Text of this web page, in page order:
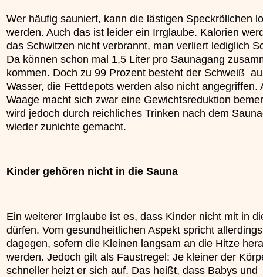
Wer häufig sauniert, kann die lästigen Speckröllchen
werden. Auch das ist leider ein Irrglaube. Kalorien
das Schwitzen nicht verbrannt, man verliert lediglich
Da können schon mal 1,5 Liter pro Saunagang
kommen. Doch zu 99 Prozent besteht der Schweiß
Wasser, die Fettdepots werden also nicht angegriffen.
Waage macht sich zwar eine Gewichtsreduktion
wird jedoch durch reichliches Trinken nach dem
wieder zunichte gemacht.
Kinder gehören nicht in die Sauna
Ein weiterer Irrglaube ist es, dass Kinder nicht mit in
dürfen. Vom gesundheitlichen Aspekt spricht
dagegen, sofern die Kleinen langsam an die Hitze
werden. Jedoch gilt als Faustregel: Je kleiner der
schneller heizt er sich auf. Das heißt, dass Babys und